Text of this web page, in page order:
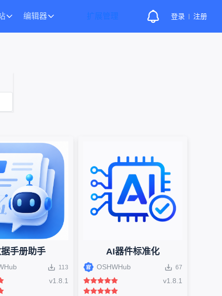
编辑器 扩展管理 登录 注册
手册助手
113
v1.8.1
AI器件标准化
OSHWHub 67
v1.8.1